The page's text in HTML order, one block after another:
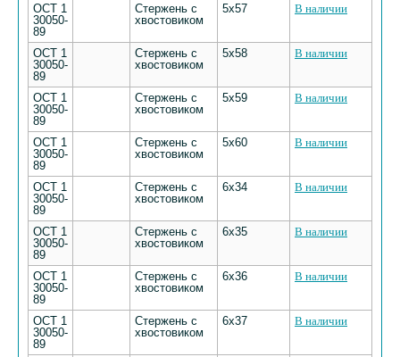
ОСТ 1
30050-
89
Стержень с
хвостовиком
5х57 В наличии
ОСТ 1
30050-
89
Стержень с
хвостовиком
5х58 В наличии
ОСТ 1
30050-
89
Стержень с
хвостовиком
5х59 В наличии
ОСТ 1
30050-
89
Стержень с
хвостовиком
5х60 В наличии
ОСТ 1
30050-
89
Стержень с
хвостовиком
6х34 В наличии
ОСТ 1
30050-
89
Стержень с
хвостовиком
6х35 В наличии
ОСТ 1
30050-
89
Стержень с
хвостовиком
6х36 В наличии
ОСТ 1
30050-
89
Стержень с
хвостовиком
6х37 В наличии